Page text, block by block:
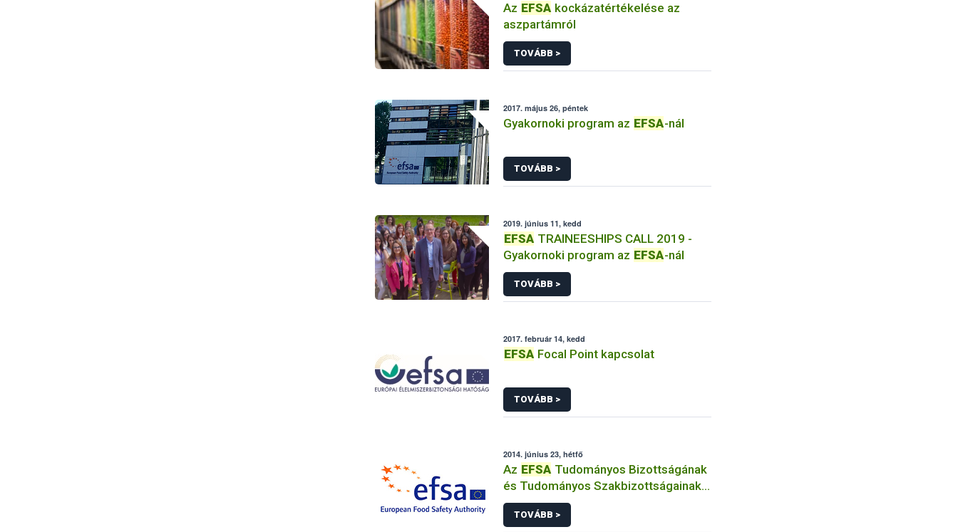
Az EFSA kockázatértékelése az
aszpartámról
TOVÁBB >
2017. május 26, péntek
Gyakornoki program az EFSA-nál
TOVÁBB >
2019. június 11, kedd
EFSA TRAINEESHIPS CALL 2019 -
Gyakornoki program az EFSA-nál
TOVÁBB >
2017. február 14, kedd
EFSA Focal Point kapcsolat
TOVÁBB >
2014. június 23, hétfő
Az EFSA Tudományos Bizottságának
és Tudományos Szakbizottságainak
megújítása
TOVÁBB >